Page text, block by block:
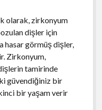
olarak, zirkonyum
dişler için
hasar görmüş dişler,
Zirkonyum,
tamirinde
güvendiğiniz bir
bir yaşam verir